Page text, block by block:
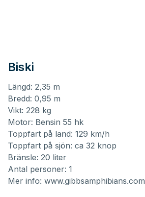
Biski
Längd: 2,35 m
Bredd: 0,95 m
Vikt: 228 kg
Motor: Bensin 55 hk
Toppfart på land: 129 km/h
Toppfart på sjön: ca 32 knop
Bränsle: 20 liter
Antal personer: 1
Mer info: www.gibbsamphibians.com